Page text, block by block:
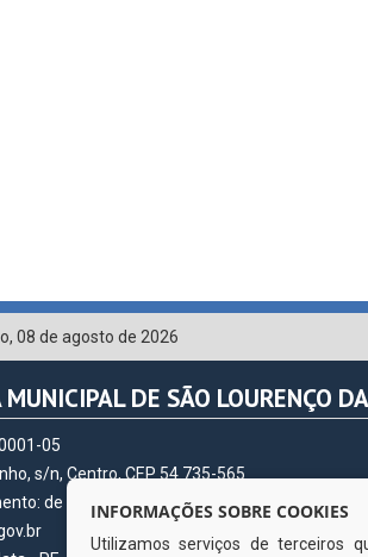
, 08 de agosto de 2026
MUNICIPAL DE SÃO LOURENÇO
05
s/n, Centro, CEP 54.735-565
de segunda à sexta, a partir das 07h às
INFORMAÇÕES SOBRE COOKIES
Utilizamos serviços de terceiros